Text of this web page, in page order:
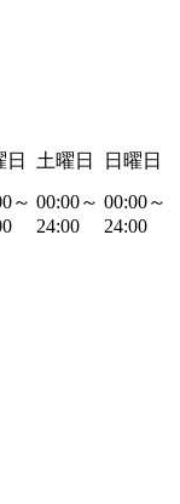
日 土曜日
日曜日
～ 00:00～
24:00
00:00～
24:00